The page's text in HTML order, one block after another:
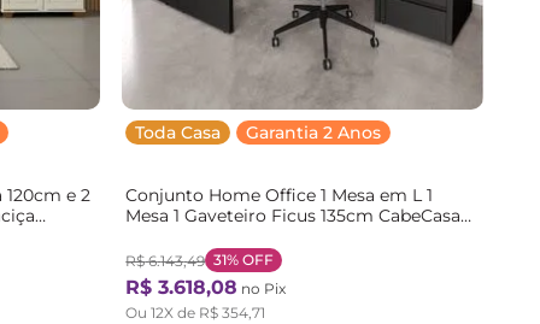
e 2
Toda Casa Garantia 2 Anos
Conjunto Home Office 1 Mesa em L 1
Mesa 1 Gaveteiro Ficus 135cm CabeCasa
R$ 6.143,49 31% OFF
R$ 3.618,08 no Pix
Ou12X de R$ 354,71